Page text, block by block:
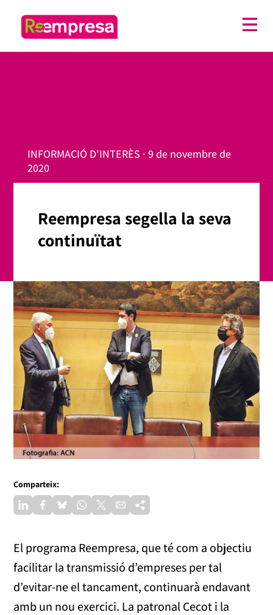
INFORMACIÓ D'INTERÈS · 9 de novembre de
2020
Reempresa segella la seva
continuïtat
Comparteix:
El programa Reempresa, que té com a objectiu
facilitar la transmissió d’empreses per tal
d’evitar-ne el tancament, continuarà endavant
amb un nou exercici. La patronal Cecot i la